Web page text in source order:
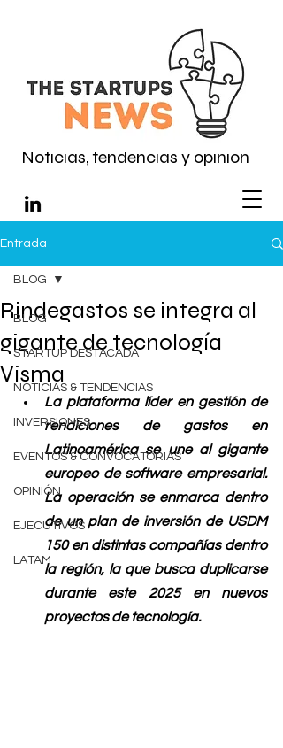
Noticias, tendencias y opinión
Entrada
BLOG
STARTUP DESTACADA
NOTICIAS & TENDENCIAS
INVERSIONES
EVENTOS & CONVOCATORIAS
OPINIÓN
EJECUTIVOS
LATAM
BLOG
Rindegastos se integra al
gigante de tecnología
Visma
La plataforma líder en gestión de
rendiciones de gastos en
Latinoamérica se une al gigante
europeo de software empresarial.
La operación se enmarca dentro
de un plan de inversión de USDM
150 en distintas compañías dentro
la región, la que busca duplicarse
durante este 2025 en nuevos
proyectos de tecnología.